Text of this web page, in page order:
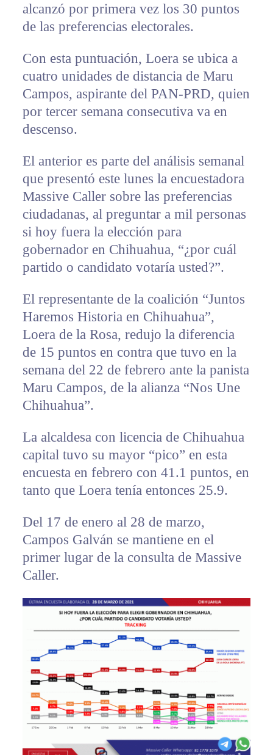
alcanzó por primera vez los 30 puntos
de las preferencias electorales.
Con esta puntuación, Loera se ubica a
cuatro unidades de distancia de Maru
Campos, aspirante del PAN-PRD, quien
por tercer semana consecutiva va en
descenso.
El anterior es parte del análisis semanal
que presentó este lunes la encuestadora
Massive Caller sobre las preferencias
ciudadanas, al preguntar a mil personas
si hoy fuera la elección para
gobernador en Chihuahua, “¿por cuál
partido o candidato votaría usted?”.
El representante de la coalición “Juntos
Haremos Historia en Chihuahua”,
Loera de la Rosa, redujo la diferencia
de 15 puntos en contra que tuvo en la
semana del 22 de febrero ante la panista
Maru Campos, de la alianza “Nos Une
Chihuahua”.
La alcaldesa con licencia de Chihuahua
capital tuvo su mayor “pico” en esta
encuesta en febrero con 41.1 puntos, en
tanto que Loera tenía entonces 25.9.
Del 17 de enero al 28 de marzo,
Campos Galván se mantiene en el
primer lugar de la consulta de Massive
Caller.